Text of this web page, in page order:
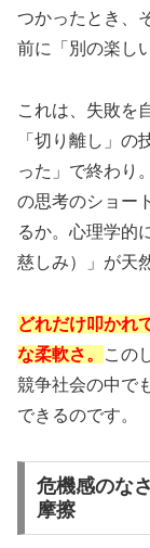
つかったとき、
前に「別の楽し
これは、失敗を
「切り離し」の
った」で終わり
の思考のショー
るか。心理学的
慈しみ）
」が天
どれだけ叩かれ
な柔軟さ。
この
競争社会の中で
できるのです。
危機感のな
摩擦